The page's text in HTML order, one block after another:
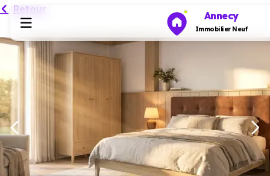
Annecy
Immobilier Neuf
Programmes neufs
Habiter
Investir
Retour